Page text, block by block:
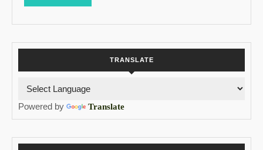
TRANSLATE
Powered by Translate